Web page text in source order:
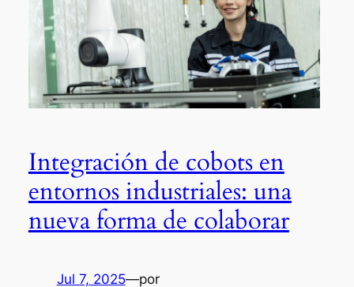
Integración de cobots en
entornos industriales: una
nueva forma de colaborar
Jul 7, 2025—por